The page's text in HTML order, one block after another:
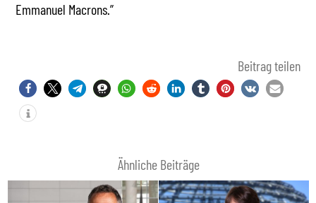
Emmanuel Macrons.”
Beitrag teilen
Ähnliche Beiträge